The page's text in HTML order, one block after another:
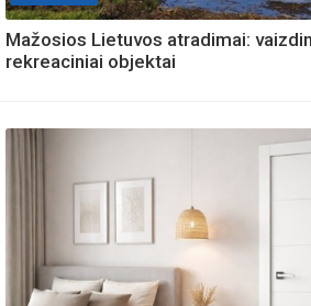
Mažosios Lietuvos atradimai:
rekreaciniai objektai